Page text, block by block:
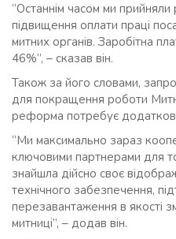
“Останнім часом ми
підвищення оплати праці
митних органів. Заробітна
46%”, – сказав він.
Також за його словами,
для покращення роботи
реформа потребує
“Ми максимально зараз
ключовими партнерами для
знайшла дійсно своє
технічного забезпечення,
перезавантаження в якості
митниці”, – додав він.